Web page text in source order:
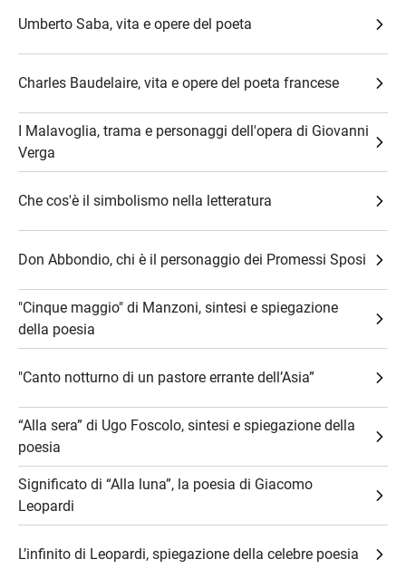
Umberto Saba, vita e opere del poeta
Charles Baudelaire, vita e opere del poeta francese
I Malavoglia, trama e personaggi dell'opera di Giovanni
Verga
Che cos'è il simbolismo nella letteratura
Don Abbondio, chi è il personaggio dei Promessi Sposi
"Cinque maggio" di Manzoni, sintesi e spiegazione
della poesia
"Canto notturno di un pastore errante dell’Asia”
“Alla sera” di Ugo Foscolo, sintesi e spiegazione della
poesia
Significato di “Alla luna”, la poesia di Giacomo
Leopardi
L’infinito di Leopardi, spiegazione della celebre poesia